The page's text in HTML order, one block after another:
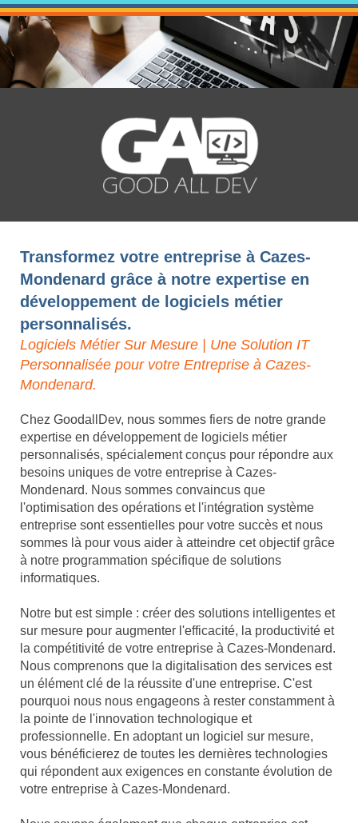
Transformez votre entreprise à Cazes-
Mondenard grâce à notre expertise en
développement de logiciels métier
personnalisés.
Logiciels Métier Sur Mesure | Une Solution IT
Personnalisée pour votre Entreprise à Cazes-
Mondenard.
Chez GoodallDev, nous sommes fiers de notre grande
expertise en développement de logiciels métier
personnalisés, spécialement conçus pour répondre aux
besoins uniques de votre entreprise à Cazes-
Mondenard. Nous sommes convaincus que
l'optimisation des opérations et l'intégration système
entreprise sont essentielles pour votre succès et nous
sommes là pour vous aider à atteindre cet objectif grâce
à notre programmation spécifique de solutions
informatiques.
Notre but est simple : créer des solutions intelligentes et
sur mesure pour augmenter l'efficacité, la productivité et
la compétitivité de votre entreprise à Cazes-Mondenard.
Nous comprenons que la digitalisation des services est
un élément clé de la réussite d'une entreprise. C'est
pourquoi nous nous engageons à rester constamment à
la pointe de l'innovation technologique et
professionnelle. En adoptant un logiciel sur mesure,
vous bénéficierez de toutes les dernières technologies
qui répondent aux exigences en constante évolution de
votre entreprise à Cazes-Mondenard.